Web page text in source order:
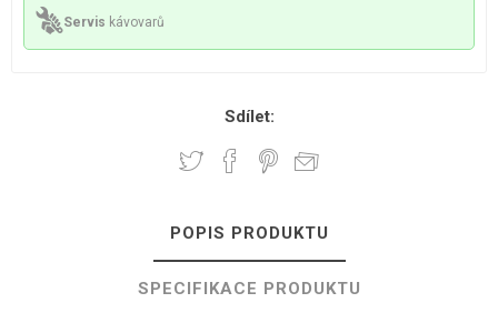
Servis kávovarů
Sdílet:
POPIS PRODUKTU
SPECIFIKACE PRODUKTU